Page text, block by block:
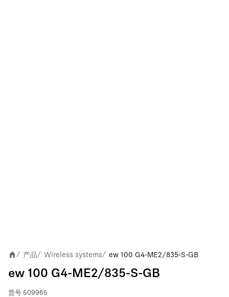
/ 产品/ Wireless systems/ ew 100 G4-ME2/835-S-GB
ew 100 G4-ME2/835-S-GB
货号 509965